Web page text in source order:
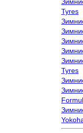
Tyres
Tyres